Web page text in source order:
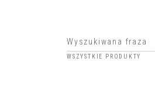
WSZYSTKIE PRODUKTY